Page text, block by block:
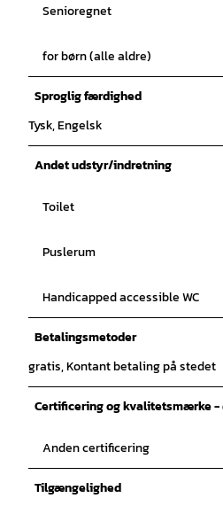
Senioregnet
for børn (alle aldre)
Sproglig færdighed
Tysk, Engelsk
Andet udstyr/indretning
Toilet
Puslerum
Handicapped accessible WC
Betalingsmetoder
gratis, Kontant betaling på stedet
Certificering og kvalitetsmærke -
Anden certificering
Tilgængelighed